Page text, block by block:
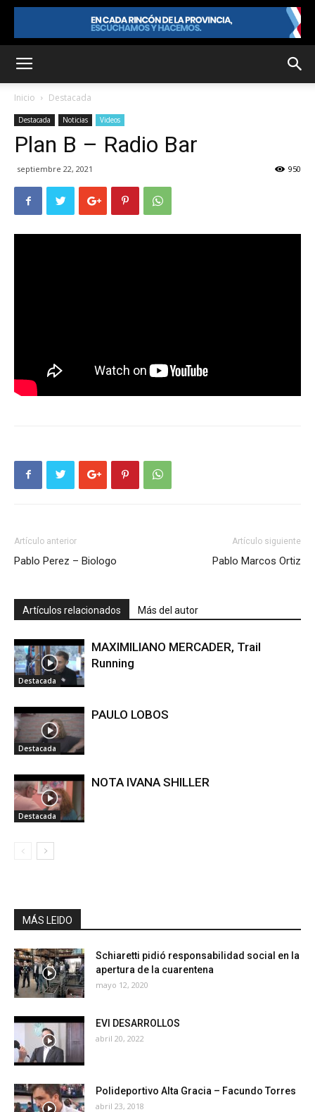
Inicio Destacada
Destacada Noticias Videos
Plan B – Radio Bar
septiembre 22, 2021 950
Artículo anterior
Pablo Perez – Biologo
Artículo siguiente
Pablo Marcos Ortiz
Artículos relacionados Más del autor
Destacada
MAXIMILIANO MERCADER, Trail
Running
Destacada
PAULO LOBOS
Destacada
NOTA IVANA SHILLER
MÁS LEIDO
Schiaretti pidió responsabilidad social en la
apertura de la cuarentena
mayo 12, 2020
EVI DESARROLLOS
abril 20, 2022
Polideportivo Alta Gracia – Facundo Torres
abril 23, 2018